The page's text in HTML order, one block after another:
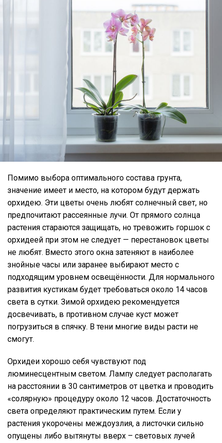
Помимо выбора оптимального состава грунта,
значение имеет и место, на котором будут держать
орхидею. Эти цветы очень любят солнечный свет, но
предпочитают рассеянные лучи. От прямого солнца
растения стараются защищать, но тревожить горшок с
орхидеей при этом не следует — перестановок цветы
не любят. Вместо этого окна затеняют в наиболее
знойные часы или заранее выбирают место с
подходящим уровнем освещённости. Для нормального
развития кустикам будет требоваться около 14 часов
света в сутки. Зимой орхидею рекомендуется
досвечивать, в противном случае куст может
погрузиться в спячку. В тени многие виды расти не
смогут.
Орхидеи хорошо себя чувствуют под
люминесцентным светом. Лампу следует располагать
на расстоянии в 30 сантиметров от цветка и проводить
«солярную» процедуру около 12 часов. Достаточность
света определяют практическим путем. Если у
растения укорочены междоузлия, а листочки сильно
опущены либо вытянуты вверх – световых лучей